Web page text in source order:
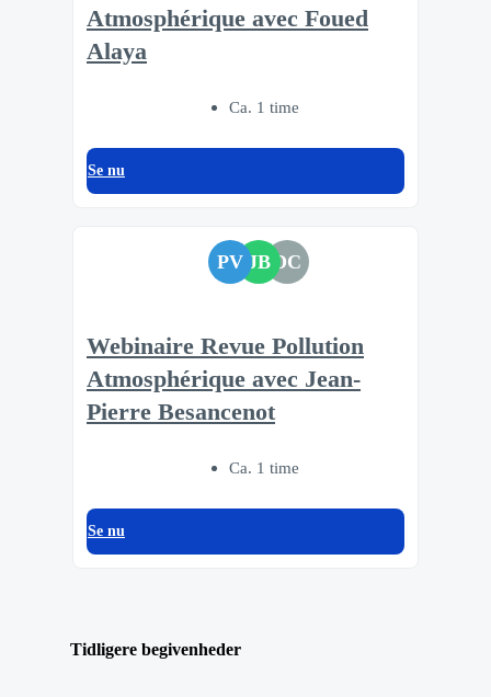
Atmosphérique avec Foued
Alaya
Ca. 1 time
Se nu
PV JB DC
Webinaire Revue Pollution
Atmosphérique avec Jean-
Pierre Besancenot
Ca. 1 time
Se nu
Tidligere begivenheder